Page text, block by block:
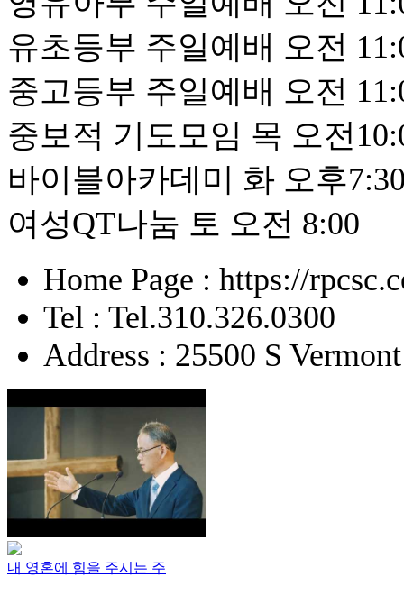
유초등부 주일예배 오전
중고등부 주일예배 오전
중보적 기도모임 목 오전
바이블아카데미 화 오후
여성QT나눔 토 오전 8:00
Home Page : https://
Tel : Tel.310.326.0300
Address : 25500 S
내 영혼에 힘을 주시는 주